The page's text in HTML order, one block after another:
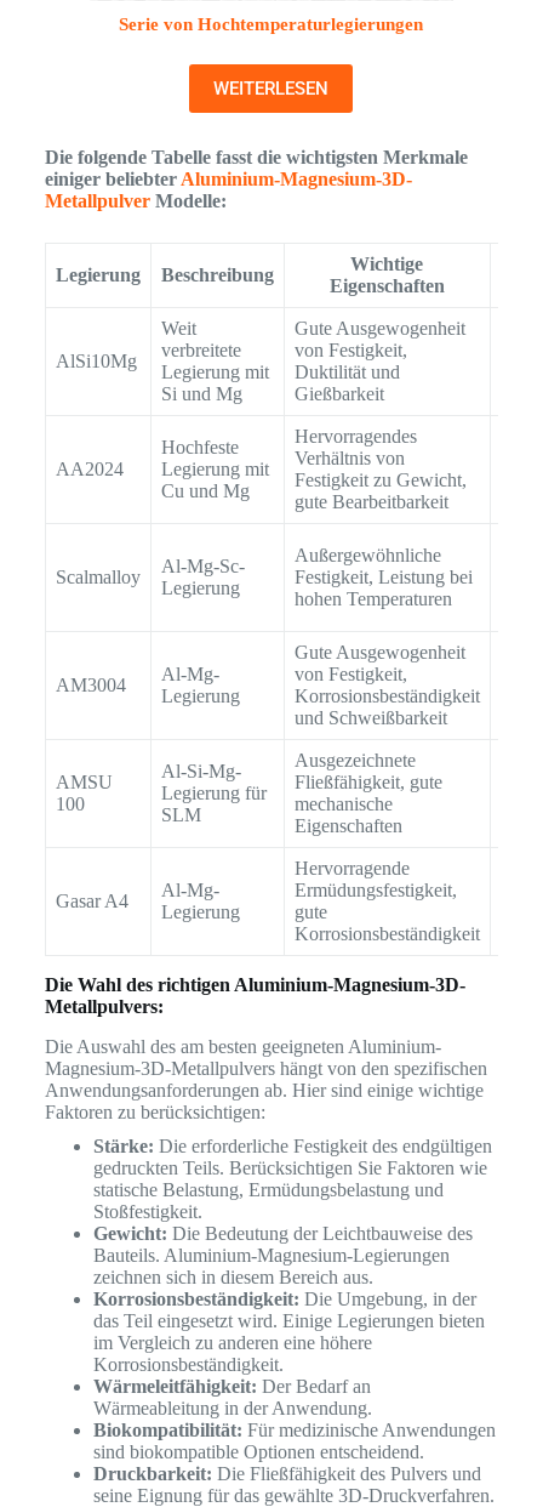
Serie von Hochtemperaturlegierungen
WEITERLESEN
Die folgende Tabelle fasst die wichtigsten Merkmale
einiger beliebterAluminium-Magnesium-3D-
Metallpulver Modelle:
Legierung Beschreibung
Wichtige
Eigenschaften
AlSi10Mg
Weit
verbreitete
Legierung mit
Si und Mg
Gute Ausgewogenheit
von Festigkeit,
Duktilität und
Gießbarkeit
AA2024
Hochfeste
Legierung mit
Cu und Mg
Hervorragendes
Verhältnis von
Festigkeit zu Gewicht,
gute Bearbeitbarkeit
Scalmalloy
Al-Mg-Sc-
Legierung
Außergewöhnliche
Festigkeit, Leistung bei
hohen Temperaturen
AM3004
Al-Mg-
Legierung
Gute Ausgewogenheit
von Festigkeit,
Korrosionsbeständigkeit
und Schweißbarkeit
AMSU
100
Al-Si-Mg-
Legierung für
SLM
Ausgezeichnete
Fließfähigkeit, gute
mechanische
Eigenschaften
Gasar A4
Al-Mg-
Legierung
Hervorragende
Ermüdungsfestigkeit,
gute
Korrosionsbeständigkeit
Die Wahl des richtigen Aluminium-Magnesium-3D-
Metallpulvers:
Die Auswahl des am besten geeigneten Aluminium-
Magnesium-3D-Metallpulvers hängt von den spezifischen
Anwendungsanforderungen ab. Hier sind einige wichtige
Faktoren zu berücksichtigen:
Stärke: Die erforderliche Festigkeit des endgültigen
gedruckten Teils. Berücksichtigen Sie Faktoren wie
statische Belastung, Ermüdungsbelastung und
Stoßfestigkeit.
Gewicht: Die Bedeutung der Leichtbauweise des
Bauteils. Aluminium-Magnesium-Legierungen
zeichnen sich in diesem Bereich aus.
Korrosionsbeständigkeit: Die Umgebung, in der
das Teil eingesetzt wird. Einige Legierungen bieten
im Vergleich zu anderen eine höhere
Korrosionsbeständigkeit.
Wärmeleitfähigkeit: Der Bedarf an
Wärmeableitung in der Anwendung.
Biokompatibilität: Für medizinische Anwendungen
sind biokompatible Optionen entscheidend.
Druckbarkeit: Die Fließfähigkeit des Pulvers und
seine Eignung für das gewählte 3D-Druckverfahren.